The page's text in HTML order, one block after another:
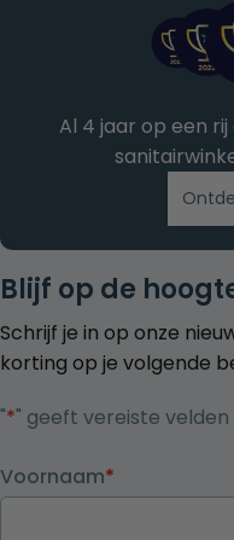
Blijf op de
Schrijf je in op onze
korting op je volgende
"*" geeft vereiste velden
Voornaam*
Al 4 jaar op een rij